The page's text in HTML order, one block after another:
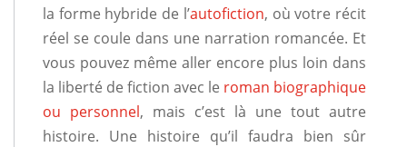
la forme hybride de l’autofiction, où votre récit
réel se coule dans une narration romancée. Et
vous pouvez même aller encore plus loin dans
la liberté de fiction avec le roman biographique
ou personnel, mais c’est là une tout autre
histoire. Une histoire qu’il faudra bien sûr